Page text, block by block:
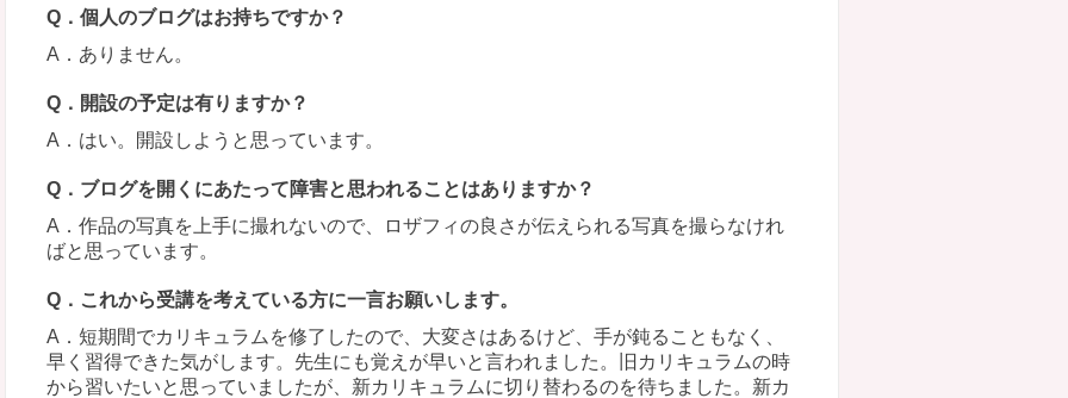
Q．個人のブログはお持ちですか？
A．ありません。
Q．開設の予定は有りますか？
A．はい。開設しようと思っています。
Q．ブログを開くにあたって障害と思われることはありますか？
A．作品の写真を上手に撮れないので、ロザフィの良さが伝えられる写真を撮らなけれ
ばと思っています。
Q．これから受講を考えている方に一言お願いします。
A．短期間でカリキュラムを修了したので、大変さはあるけど、手が鈍ることもなく、
早く習得できた気がします。先生にも覚えが早いと言われました。旧カリキュラムの時
から習いたいと思っていましたが、新カリキュラムに切り替わるのを待ちました。新カ